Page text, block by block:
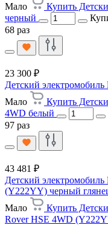
Мало
Купить
черный
68 раз
23 300 ₽
Детский
Мало
Купить
4WD белый
97 раз
43 481 ₽
Детский
(Y222YY) черный
Мало
Купить
Rover HSE 4WD